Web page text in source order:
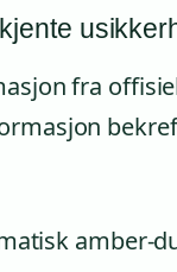
fra
amber-